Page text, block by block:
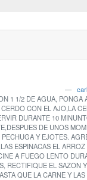
1 1/2 DE AGUA, PONGA
CON EL AJO,LA
DURANTE 10
DE UNOS
Y EJOTES.
ESPINACAS EL ARROZ
A FUEGO LENTO
RECTIFIQUE EL SAZON
QUE LA CARNE Y